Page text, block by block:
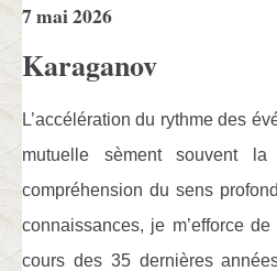
7 mai 2026
Karaganov
L’accélération du rythme des
mutuelle sèment souvent la
compréhension du sens
connaissances, je m’efforce
cours des 35 dernières